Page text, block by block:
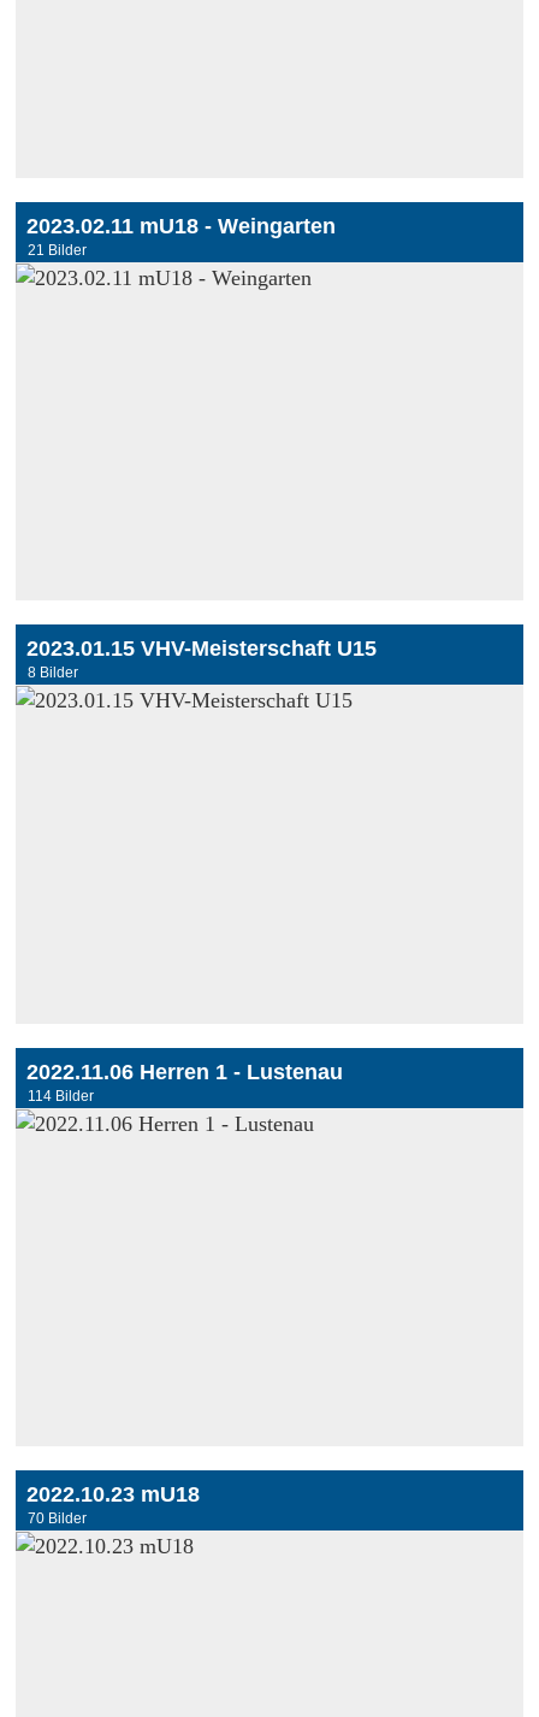
2023.02.11 mU18 - Weingarten
21 Bilder
2023.01.15 VHV-Meisterschaft U15
8 Bilder
2022.11.06 Herren 1 - Lustenau
114 Bilder
2022.10.23 mU18
70 Bilder